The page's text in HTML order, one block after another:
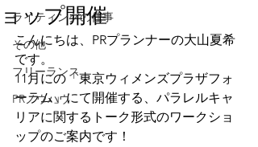
ライティングの仕事
その他
フリーランス
PRノウハウ
ョップ開催
こんにちは、PRプランナーの大山夏希
です。
11月にの「東京ウィメンズプラザフォ
ーラム」にて開催する、パラレルキャ
リアに関するトーク形式のワークショ
ップのご案内です！